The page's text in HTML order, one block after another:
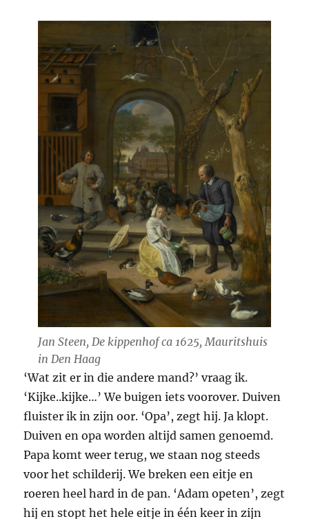
Jan Steen, De kippenhofca 1625, Mauritshuis
in Den Haag
‘Wat zit er in die andere mand?’ vraag ik.
‘Kijke..kijke…’ We buigen iets voorover. Duiven
fluister ik in zijn oor. ‘Opa’, zegt hij. Ja klopt.
Duiven en opa worden altijd samen genoemd.
Papa komt weer terug, we staan nog steeds
voor het schilderij. We breken een eitje en
roeren heel hard in de pan. ‘Adam opeten’, zegt
hij en stopt het hele eitje in één keer in zijn